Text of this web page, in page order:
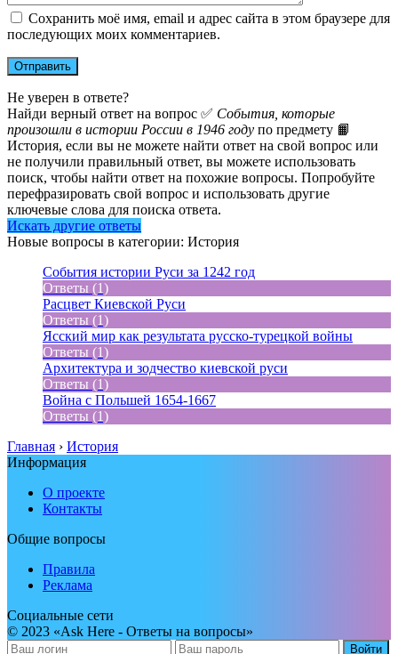
Сохранить моё имя, email и адрес сайта в этом браузере для
последующих моих комментариев.
Не уверен в ответе?
Найди верный ответ на вопрос ✅ События, которые
произошли в истории России в 1946 году по предмету 📙
История, если вы не можете найти ответ на свой вопрос или
не получили правильный ответ, вы можете использовать
поиск, чтобы найти ответ на похожие вопросы. Попробуйте
перефразировать свой вопрос и использовать другие
ключевые слова для поиска ответа.
Искать другие ответы
Новые вопросы в категории: История
События истории Руси за 1242 год
Ответы (1)
Расцвет Киевской Руси
Ответы (1)
Ясский мир как результата русско-турецкой войны
Ответы (1)
Архитектура и зодчество киевской руси
Ответы (1)
Война с Польшей 1654-1667
Ответы (1)
Главная › История
Информация
О проекте
Контакты
Общие вопросы
Правила
Реклама
Социальные сети
© 2023 «Ask Here - Ответы на вопросы»
Войти